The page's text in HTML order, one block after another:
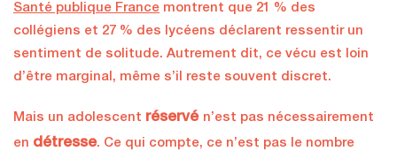
Santé publique France montrent que 21 % des
collégiens et 27 % des lycéens déclarent ressentir un
sentiment de solitude. Autrement dit, ce vécu est loin
d’être marginal, même s’il reste souvent discret.
Mais un adolescent réservé n’est pas nécessairement
en détresse. Ce qui compte, ce n’est pas le nombre